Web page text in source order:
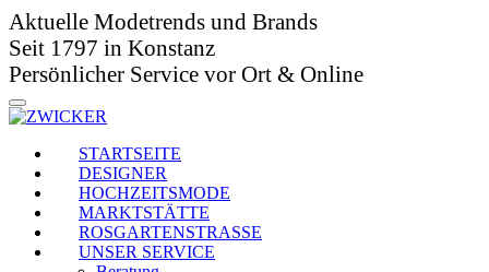
Aktuelle Modetrends und Brands
Seit 1797 in Konstanz
Persönlicher Service vor Ort & Online
STARTSEITE
DESIGNER
HOCHZEITSMODE
MARKTSTÄTTE
ROSGARTENSTRASSE
UNSER SERVICE